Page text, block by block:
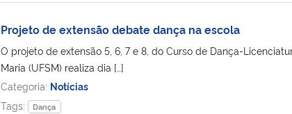
Projeto de extensão debate dança na escola
O projeto de extensão 5, 6, 7 e 8, do Curso de Dança-
Maria (UFSM) realiza dia […]
Categoria: Notícias
Tags:
Dança